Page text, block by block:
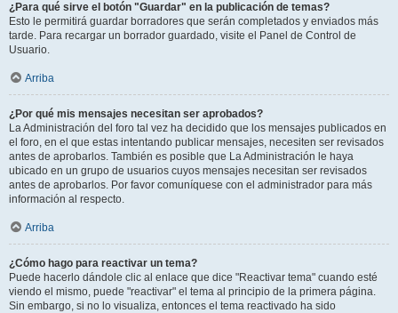
¿Para qué sirve el botón "Guardar" en la publicación de temas?
Esto le permitirá guardar borradores que serán completados y enviados más
tarde. Para recargar un borrador guardado, visite el Panel de Control de
Usuario.
Arriba
¿Por qué mis mensajes necesitan ser aprobados?
La Administración del foro tal vez ha decidido que los mensajes publicados en
el foro, en el que estas intentando publicar mensajes, necesiten ser revisados
antes de aprobarlos. También es posible que La Administración le haya
ubicado en un grupo de usuarios cuyos mensajes necesitan ser revisados
antes de aprobarlos. Por favor comuníquese con el administrador para más
información al respecto.
Arriba
¿Cómo hago para reactivar un tema?
Puede hacerlo dándole clic al enlace que dice "Reactivar tema" cuando esté
viendo el mismo, puede "reactivar" el tema al principio de la primera página.
Sin embargo, si no lo visualiza, entonces el tema reactivado ha sido